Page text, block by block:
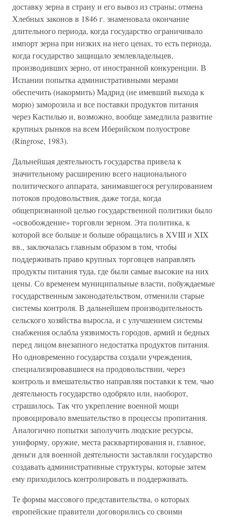
доставку зерна в страну и его вывоз из страны; отмена
Хлебных законов в 1846 г. знаменовала окончание
длительного периода, когда государство ограничивало
импорт зерна при низких на него ценах, то есть периода,
когда государство защищало землевладельцев,
производивших зерно, от иностранной конкуренции. В
Испании попытка административными мерами
обеспечить (накормить) Мадрид (не имевший выхода к
морю) заморозила и все поставки продуктов питания
через Кастилью и, возможно, вообще замедлила развитие
крупных рынков на всем Иберийском полуострове
(Ringrose, 1983).
Дальнейшая деятельность государства привела к
значительному расширению всего национального
политического аппарата, занимавшегося регулированием
потоков продовольствия, даже тогда, когда
общепризнанной целью государственной политики было
«освобождение» торговли зерном. Эта политика, к
которой все больше и больше обращались в XVIII и XIX
вв., заключалась главным образом в том, чтобы
поддерживать право крупных торговцев направлять
продукты питания туда, где были самые высокие на них
цены. Со временем муниципальные власти, побуждаемые
государственным законодательством, отменили старые
системы контроля. В дальнейшем производительность
сельского хозяйства выросла, и с улучшением системы
снабжения ослабла уязвимость городов, армий и бедных
перед лицом внезапного недостатка продуктов питания.
Но одновременно государства создали учреждения,
специализировавшиеся на продовольствии, через
контроль и вмешательство направляя поставки к тем, чью
деятельность государство одобряло или, наоборот,
страшилось. Так что укрепление военной мощи
провоцировало вмешательство в процессы пропитания.
Аналогично попытки заполучить людские ресурсы,
униформу, оружие, места расквартирования и, главное,
деньги для военной деятельности заставляли государство
создавать административные структуры, которые затем
ему приходилось контролировать и поддерживать.
Те формы массового представительства, о которых
европейские правители договорились со своими